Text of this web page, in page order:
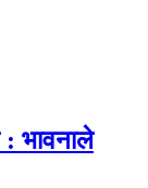
: भावनाले